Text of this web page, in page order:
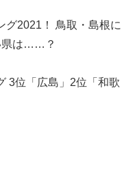
グ2021！ 鳥取・島根に
県は……？
3位「広島」2位「和歌